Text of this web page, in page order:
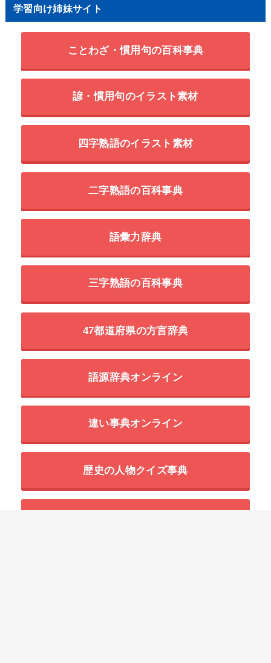
学習向け姉妹サイト
ことわざ・慣用句の百科事典
諺・慣用句のイラスト素材
四字熟語のイラスト素材
二字熟語の百科事典
語彙力辞典
三字熟語の百科事典
47都道府県の方言辞典
語源辞典オンライン
違い事典オンライン
歴史の人物クイズ事典